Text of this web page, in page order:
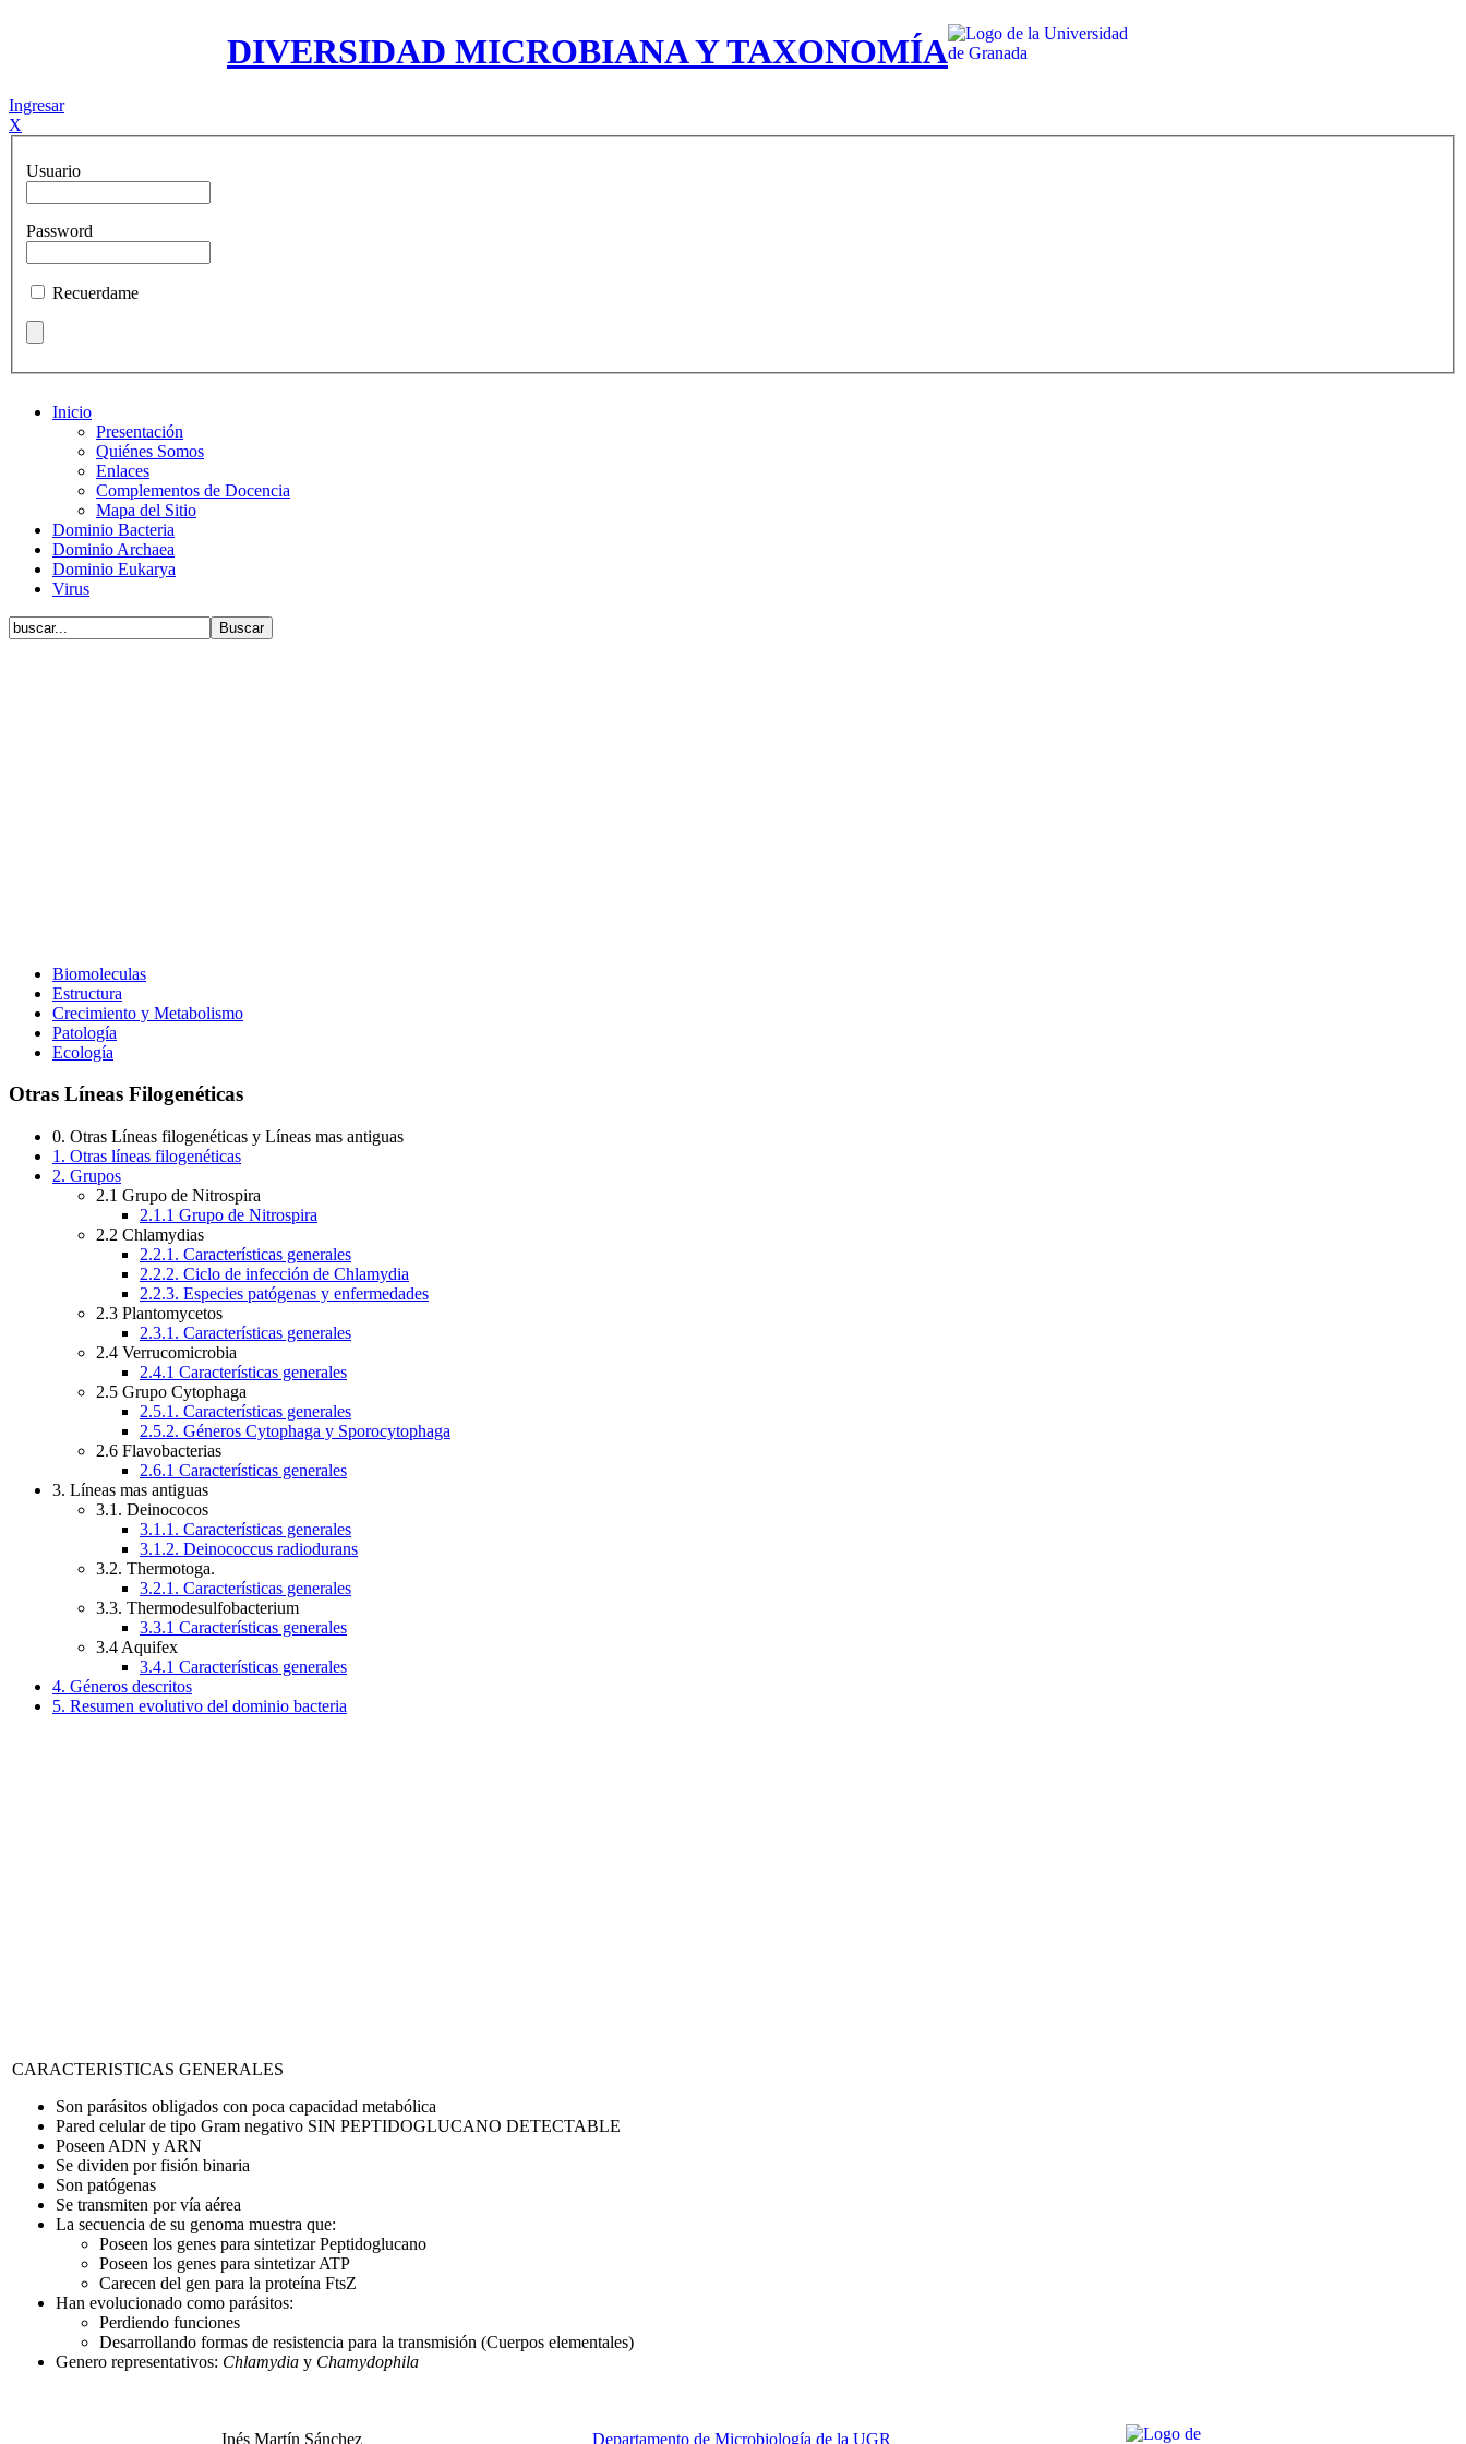
DIVERSIDAD MICROBIANA Y TAXONOMÍA
Ingresar
X
Usuario
Password
Recuerdame
Inicio
Presentación
Quiénes Somos
Enlaces
Complementos de Docencia
Mapa del Sitio
Dominio Bacteria
Dominio Archaea
Dominio Eukarya
Virus
Biomoleculas
Estructura
Crecimiento y Metabolismo
Patología
Ecología
Otras Líneas Filogenéticas
0. Otras Líneas filogenéticas y Líneas mas antiguas
1. Otras líneas filogenéticas
2. Grupos
2.1 Grupo de Nitrospira
2.1.1 Grupo de Nitrospira
2.2 Chlamydias
2.2.1. Características generales
2.2.2. Ciclo de infección de Chlamydia
2.2.3. Especies patógenas y enfermedades
2.3 Plantomycetos
2.3.1. Características generales
2.4 Verrucomicrobia
2.4.1 Características generales
2.5 Grupo Cytophaga
2.5.1. Características generales
2.5.2. Géneros Cytophaga y Sporocytophaga
2.6 Flavobacterias
2.6.1 Características generales
3. Líneas mas antiguas
3.1. Deinococos
3.1.1. Características generales
3.1.2. Deinococcus radiodurans
3.2. Thermotoga.
3.2.1. Características generales
3.3. Thermodesulfobacterium
3.3.1 Características generales
3.4 Aquifex
3.4.1 Características generales
4. Géneros descritos
5. Resumen evolutivo del dominio bacteria
CARACTERISTICAS GENERALES
Son parásitos obligados con poca capacidad metabólica
Pared celular de tipo Gram negativo SIN PEPTIDOGLUCANO DETECTABLE
Poseen ADN y ARN
Se dividen por fisión binaria
Son patógenas
Se transmiten por vía aérea
La secuencia de su genoma muestra que:
Poseen los genes para sintetizar Peptidoglucano
Poseen los genes para sintetizar ATP
Carecen del gen para la proteína FtsZ
Han evolucionado como parásitos:
Perdiendo funciones
Desarrollando formas de resistencia para la transmisión (Cuerpos elementales)
Genero representativos: Chlamydia y Chamydophila
Inés Martín Sánchez Departamento de Microbiología de la UGR